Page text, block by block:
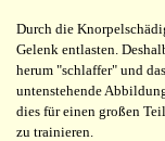
Durch die
Gelenk entlasten.
herum "schlaffer" und
untenstehende
dies für einen großen
zu trainieren.